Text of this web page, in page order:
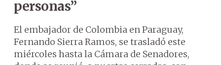
personas”
El embajador de Colombia en Paraguay,
Fernando Sierra Ramos, se trasladó este
miércoles hasta la Cámara de Senadores,